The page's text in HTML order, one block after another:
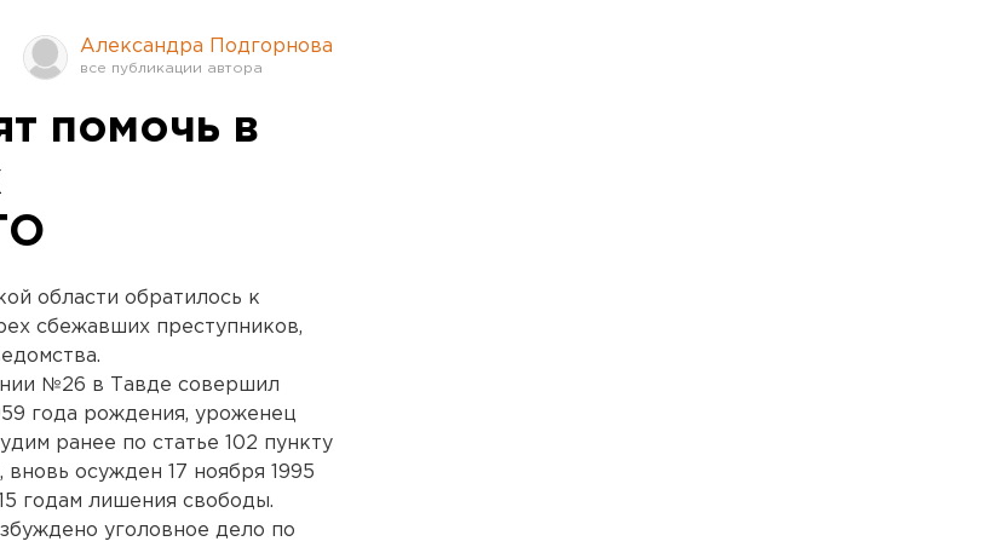
Александра Подгорнова
помочь в
области обратилось к
сбежавших преступников,
№26 в Тавде совершил
года рождения, уроженец
ранее по статье 102 пункту
осужден 17 ноября 1995
годам лишения свободы.
уголовное дело по